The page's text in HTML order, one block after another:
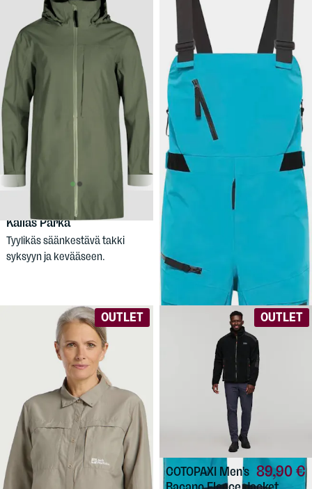
94,90 €
Women's
Kallas Parka
Tyylikäs säänkestävä takki
syksyyn ja kevääseen.
349,90 €
JACK
talvivaelluksille Jack Wolfskinin
Expdn-huippumallistosta.
OUTLET OUTLET
89,90 €
COTOPAXI Men's